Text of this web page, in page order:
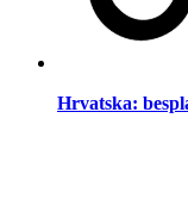
Hrvatska: